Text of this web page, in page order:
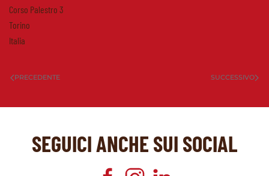
Corso Palestro 3
Torino
Italia
PRECEDENTE SUCCESSIVO
SEGUICI ANCHE SUI SOCIAL